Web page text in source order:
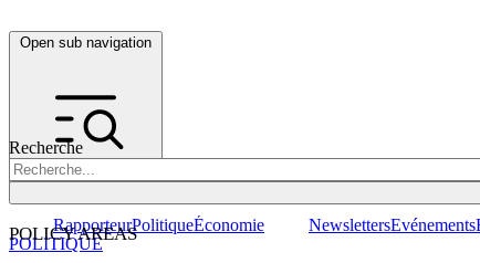
Open sub navigation
Recherche
POLICY AREAS
RapporteurPolitiqueÉconomie NewslettersEvénements
POLITIQUE